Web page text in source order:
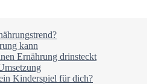
kann
Ernährung drinsteckt
Kinderspiel für dich?